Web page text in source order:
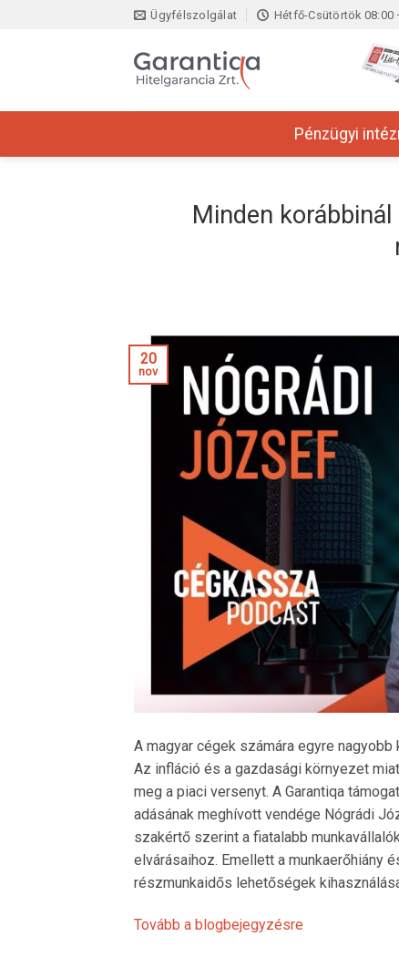
Ügyfélszolgálat Hétfő-Csütörtök 08:00
Pénzügyi
Minden
20
nov
A magyar cégek számára egyre
Az infláció és a gazdasági környezet
meg a piaci versenyt. A Garantiqa
adásának meghívott vendége Nógrádi
szakértő szerint a fiatalabb
elvárásaihoz. Emellett a
részmunkaidős lehetőségek
Tovább a blogbejegyzésre